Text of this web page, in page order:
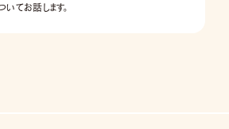
てお話します。